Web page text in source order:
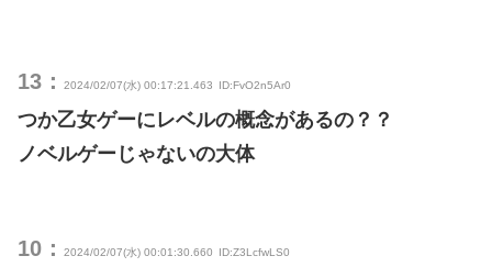
13： 2024/02/07(水) 00:17:21.463 ID:FvO2n5Ar0
つか乙女ゲーにレベルの概念があるの？？
ノベルゲーじゃないの大体
10： 2024/02/07(水) 00:01:30.660 ID:Z3LcfwLS0